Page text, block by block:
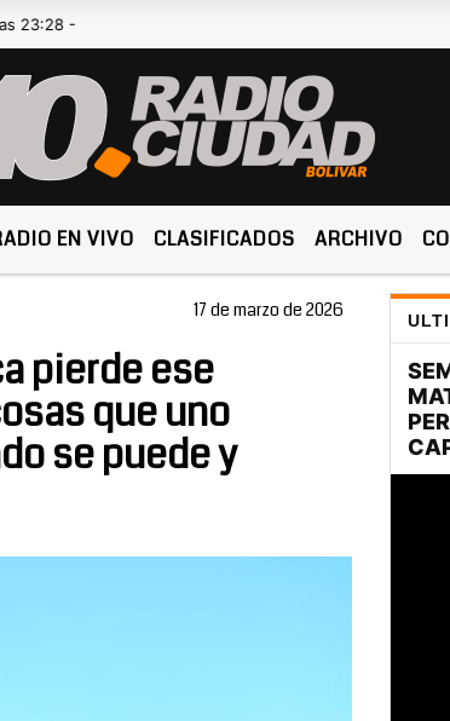
EN VIVO CLASIFICADOS ARCHIVO
17 de marzo de 2026
pierde ese
que uno
se puede y